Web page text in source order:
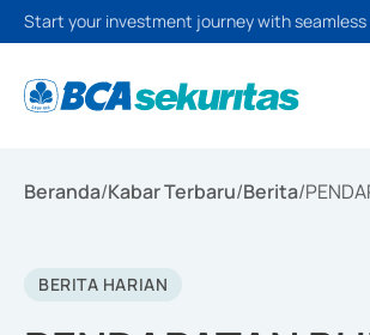
Start your investment journey with
Beranda/Kabar Terbaru/Berita/
BERITA HARIAN